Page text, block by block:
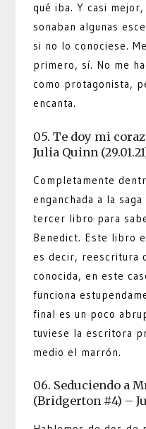
qué iba. Y casi
sonaban algunas
si no lo conociese.
primero, sí. No me
como protagonista,
encanta.
05. Te doy mi
Julia Quinn
Completamente
enganchada a la
tercer libro para
Benedict. Este libro
es decir, reescritura
conocida, en este
funciona
final es un poco
tuviese la escritora
medio el marrón.
06. Seduciendo a
(Bridgerton #4) –